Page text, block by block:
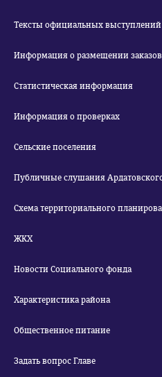
Тексты официальных выступлений
Информация о размещении заказов
Статистическая информация
Информация о проверках
Сельские поселения
Публичные слушания
Схема территориального
ЖКХ
Новости Социального фонда
Характеристика района
Общественное питание
Задать вопрос Главе